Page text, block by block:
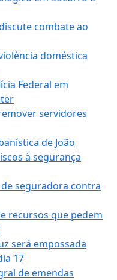
combate ao
doméstica
Federal em
servidores
de João
à segurança
de seguradora contra
recursos que pedem
será empossada
17
de emendas